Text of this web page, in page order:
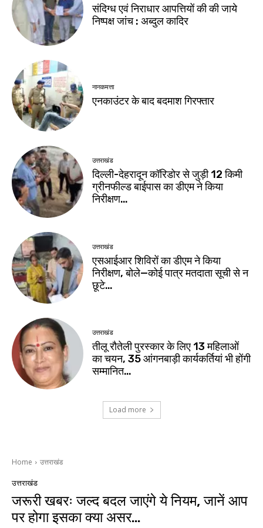
संदिग्ध एवं निराधार आपत्तियों की की जाये
निष्पक्ष जांच : अब्दुल कादिर
नानकमत्ता
एनकाउंटर के बाद बदमाश गिरफ्तार
उत्तराखंड
दिल्ली-देहरादून कॉरिडोर से जुड़ी 12 किमी
ग्रीनफील्ड बाईपास का डीएम ने किया
निरीक्षण…
उत्तराखंड
एसआईआर शिविरों का डीएम ने किया
निरीक्षण, बोले—कोई पात्र मतदाता सूची से न
छूटे…
उत्तराखंड
तीलू रौतेली पुरस्कार के लिए 13 महिलाओं
का चयन, 35 आंगनबाड़ी कार्यकर्तियां भी होंगी
सम्मानित…
Load more